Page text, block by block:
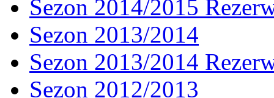
Sezon 2014/2015
Sezon 2013/2014
Sezon 2013/2014
Sezon 2012/2013